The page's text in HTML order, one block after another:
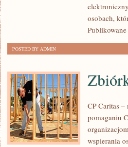
osobach,
POSTED BY ADMIN
CP Caritas
pomaganiu
wspierania